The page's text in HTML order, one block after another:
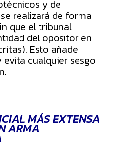
y de
realizará de forma
que el tribunal
del opositor en
Esto añade
cualquier sesgo
MÁS EXTENSA
ARMA